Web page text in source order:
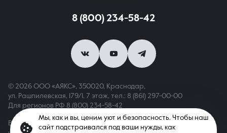
8 (800) 234-58-42
© 2026 ООО «АЯКС», 350020, Краснодар,
ул. Рашпилевская, 179/1, 7 этаж, тел.: 8 (861) 297-00-00
Для регионов РФ 8 (800) 234-58-42
Вся информация, опубликованная на сайте, носит только
Мы, как и вы, ценим уют и безопасность. Чтобы наш
сайт подстраивался под ваши нужды, как